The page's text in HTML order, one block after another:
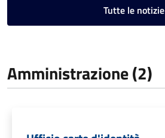
Tutte le notizie
Amministrazione (2)